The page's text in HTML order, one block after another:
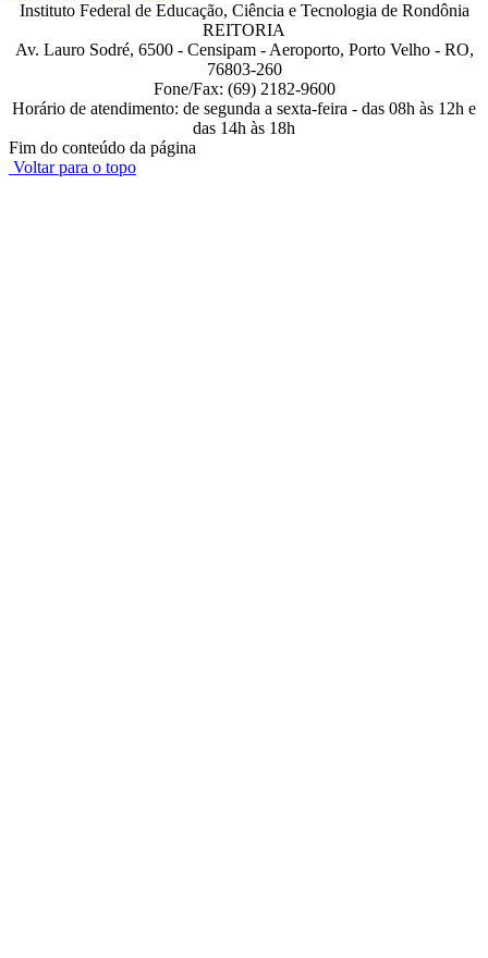
Instituto Federal de Educação, Ciência e Tecnologia de Rondônia
REITORIA
Av. Lauro Sodré, 6500 - Censipam - Aeroporto, Porto Velho - RO,
76803-260
Fone/Fax: (69) 2182-9600
Horário de atendimento: de segunda a sexta-feira - das 08h às 12h e
das 14h às 18h
Fim do conteúdo da página
Voltar para o topo